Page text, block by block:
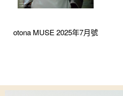
otona MUSE 2025年7月號